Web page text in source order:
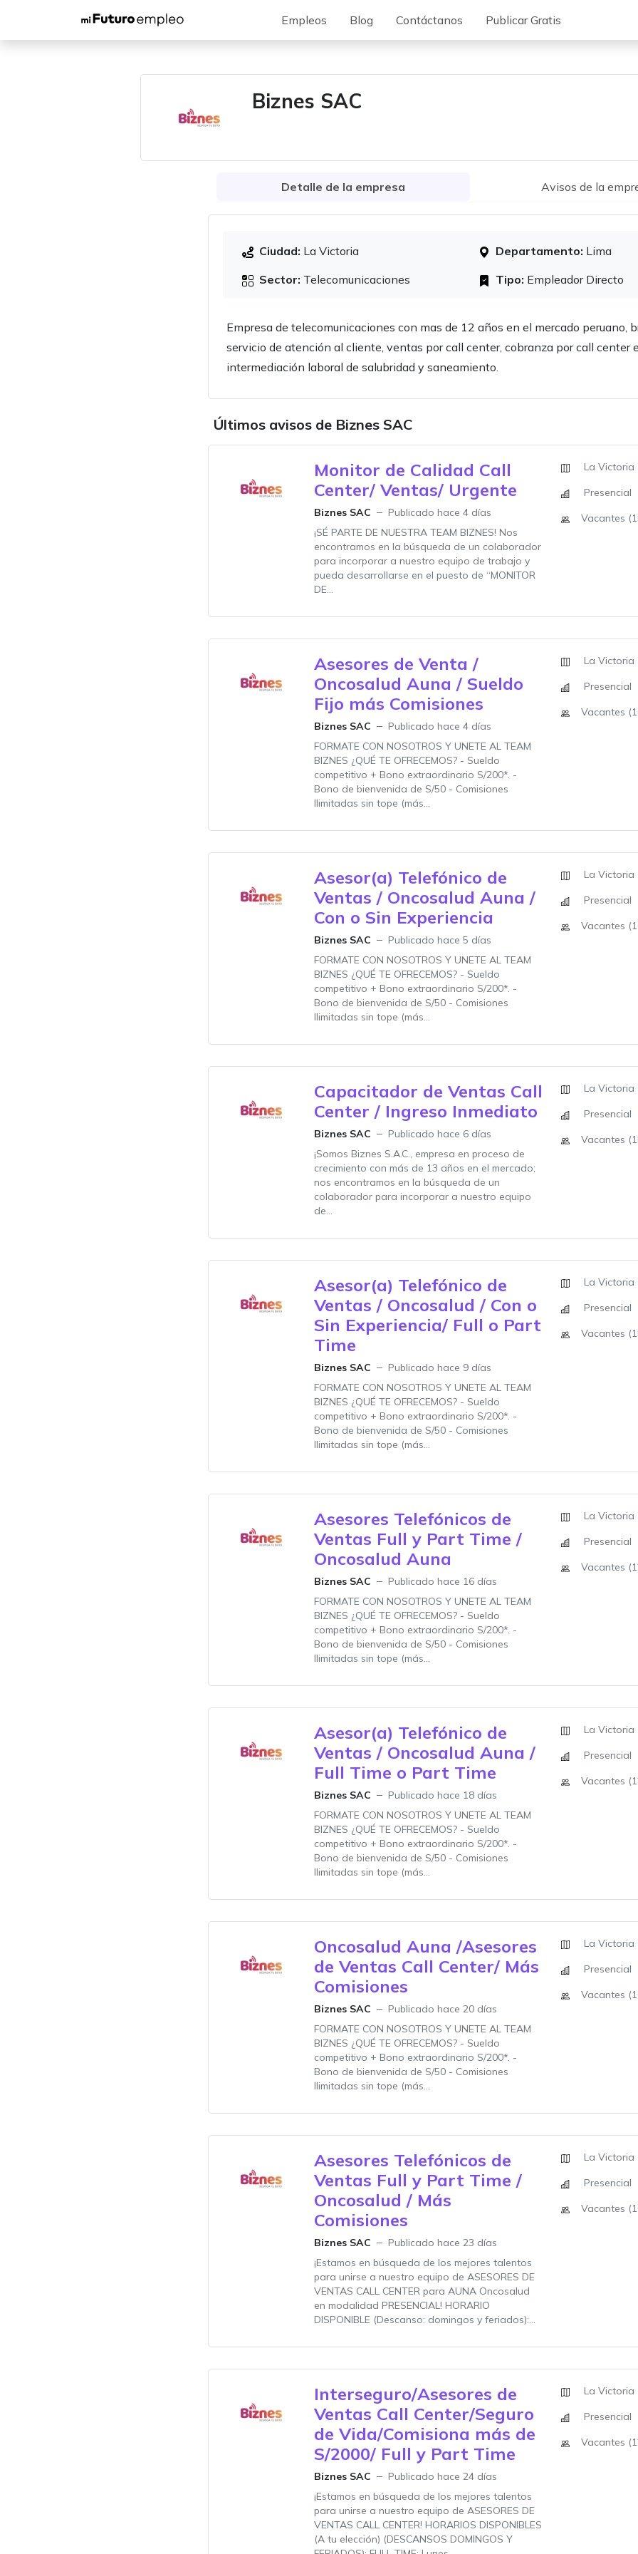
Empleos Blog Contáctanos Publicar Gratis
Biznes SAC
Detalle de la empresa Avisos de la
Ciudad: La Victoria Departamento: Lima
Sector: Telecomunicaciones Tipo: Empleador Directo
Empresa de telecomunicaciones con mas de 12 años en el mercado peruano,
servicio de atención al cliente, ventas por call center, cobranza por call center
intermediación laboral de salubridad y saneamiento.
Últimos avisos de Biznes SAC
Monitor de Calidad Call
Center/ Ventas/ Urgente
Biznes SAC
Publicado hace 4 días
¡SÉ PARTE DE NUESTRA TEAM BIZNES! Nos
encontramos en la búsqueda de un colaborador
para incorporar a nuestro equipo de trabajo y
pueda desarrollarse en el puesto de “MONITOR
DE...
La Victoria
Presencial
Vacantes
Asesores de Venta /
Oncosalud Auna / Sueldo
Fijo más Comisiones
Biznes SAC
Publicado hace 4 días
FORMATE CON NOSOTROS Y UNETE AL TEAM
BIZNES ¿QUÉ TE OFRECEMOS? - Sueldo
competitivo + Bono extraordinario S/200*. -
Bono de bienvenida de S/50 - Comisiones
Ilimitadas sin tope (más...
La Victoria
Presencial
Vacantes
Asesor(a) Telefónico de
Ventas / Oncosalud Auna /
Con o Sin Experiencia
Biznes SAC
Publicado hace 5 días
FORMATE CON NOSOTROS Y UNETE AL TEAM
BIZNES ¿QUÉ TE OFRECEMOS? - Sueldo
competitivo + Bono extraordinario S/200*. -
Bono de bienvenida de S/50 - Comisiones
Ilimitadas sin tope (más...
La Victoria
Presencial
Vacantes
Capacitador de Ventas Call
Center / Ingreso Inmediato
Biznes SAC
Publicado hace 6 días
¡Somos Biznes S.A.C., empresa en proceso de
crecimiento con más de 13 años en el mercado;
nos encontramos en la búsqueda de un
colaborador para incorporar a nuestro equipo
de...
La Victoria
Presencial
Vacantes
Asesor(a) Telefónico de
Ventas / Oncosalud / Con o
Sin Experiencia/ Full o Part
Time
Biznes SAC
Publicado hace 9 días
FORMATE CON NOSOTROS Y UNETE AL TEAM
BIZNES ¿QUÉ TE OFRECEMOS? - Sueldo
competitivo + Bono extraordinario S/200*. -
Bono de bienvenida de S/50 - Comisiones
Ilimitadas sin tope (más...
La Victoria
Presencial
Vacantes
Asesores Telefónicos de
Ventas Full y Part Time /
Oncosalud Auna
Biznes SAC
Publicado hace 16 días
FORMATE CON NOSOTROS Y UNETE AL TEAM
BIZNES ¿QUÉ TE OFRECEMOS? - Sueldo
competitivo + Bono extraordinario S/200*. -
Bono de bienvenida de S/50 - Comisiones
Ilimitadas sin tope (más...
La Victoria
Presencial
Vacantes
Asesor(a) Telefónico de
Ventas / Oncosalud Auna /
Full Time o Part Time
Biznes SAC
Publicado hace 18 días
FORMATE CON NOSOTROS Y UNETE AL TEAM
BIZNES ¿QUÉ TE OFRECEMOS? - Sueldo
competitivo + Bono extraordinario S/200*. -
Bono de bienvenida de S/50 - Comisiones
Ilimitadas sin tope (más...
La Victoria
Presencial
Vacantes
Oncosalud Auna /Asesores
de Ventas Call Center/ Más
Comisiones
Biznes SAC
Publicado hace 20 días
FORMATE CON NOSOTROS Y UNETE AL TEAM
BIZNES ¿QUÉ TE OFRECEMOS? - Sueldo
competitivo + Bono extraordinario S/200*. -
Bono de bienvenida de S/50 - Comisiones
Ilimitadas sin tope (más...
La Victoria
Presencial
Vacantes
Asesores Telefónicos de
Ventas Full y Part Time /
Oncosalud / Más
Comisiones
Biznes SAC
Publicado hace 23 días
¡Estamos en búsqueda de los mejores talentos
para unirse a nuestro equipo de ASESORES DE
VENTAS CALL CENTER para AUNA Oncosalud
en modalidad PRESENCIAL! HORARIO
DISPONIBLE (Descanso: domingos y feriados):...
La Victoria
Presencial
Vacantes
Interseguro/Asesores de
Ventas Call Center/Seguro
de Vida/Comisiona más de
S/2000/ Full y Part Time
Biznes SAC
Publicado hace 24 días
¡Estamos en búsqueda de los mejores talentos
para unirse a nuestro equipo de ASESORES DE
VENTAS CALL CENTER! HORARIOS DISPONIBLES
(A tu elección) (DESCANSOS DOMINGOS Y
La Victoria
Presencial
Vacantes